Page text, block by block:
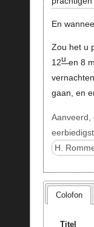
En
Zou het u
12u en 8
gaan, en
Aanveerd,
H.
Colofon
Titel